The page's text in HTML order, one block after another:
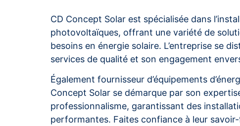
CD Concept Solar est spécialisée dans
photovoltaïques, offrant une variété de
besoins en énergie solaire. L’entreprise se
services de qualité et son engagement
Également fournisseur d’équipements
Concept Solar se démarque par son
professionnalisme, garantissant des
performantes. Faites confiance à leur